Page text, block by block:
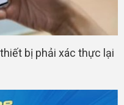
bị phải xác thực lại